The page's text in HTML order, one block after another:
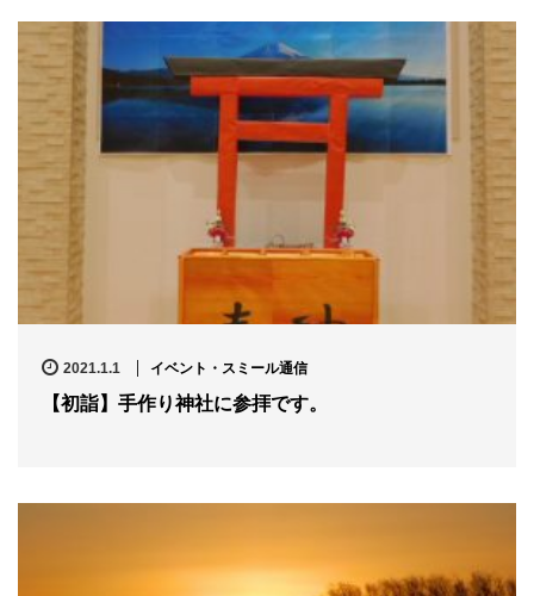
2021.1.1 イベント・スミール通信
【初詣】手作り神社に参拝です。